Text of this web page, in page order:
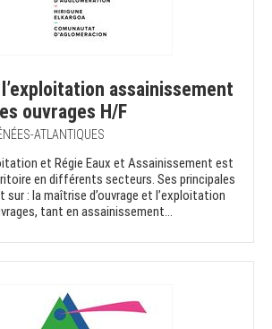
assainissement
ouvrages H/F
ATLANTIQUES
et Régie Eaux et Assainissement est
en différents secteurs. Ses principales
: la maîtrise d’ouvrage et l’exploitation
tant en assainissement...